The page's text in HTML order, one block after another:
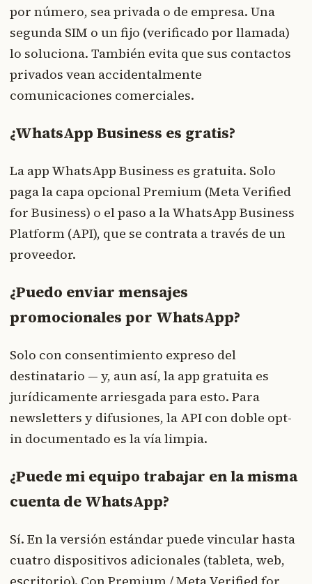
por número, sea privada o de empresa. Una
segunda SIM o un fijo (verificado por llamada)
lo soluciona. También evita que sus contactos
privados vean accidentalmente
comunicaciones comerciales.
¿WhatsApp Business es gratis?
La app WhatsApp Business es gratuita. Solo
paga la capa opcional Premium (Meta Verified
for Business) o el paso a la WhatsApp Business
Platform (API), que se contrata a través de un
proveedor.
¿Puedo enviar mensajes
promocionales por WhatsApp?
Solo con consentimiento expreso del
destinatario — y, aun así, la app gratuita es
jurídicamente arriesgada para esto. Para
newsletters y difusiones, la API con doble opt-
in documentado es la vía limpia.
¿Puede mi equipo trabajar en la misma
cuenta de WhatsApp?
Sí. En la versión estándar puede vincular hasta
cuatro dispositivos adicionales (tableta, web,